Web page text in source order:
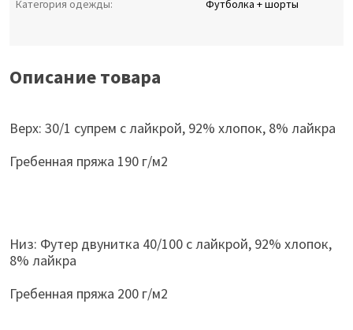
Категория одежды:
Футболка + шорты
Описание товара
Верх: 30/1 супрем с лайкрой, 92% хлопок, 8% лайкра
Гребенная пряжа 190 г/м2
Низ: Футер двунитка 40/100 с лайкрой, 92% хлопок,
8% лайкра
Гребенная пряжа 200 г/м2